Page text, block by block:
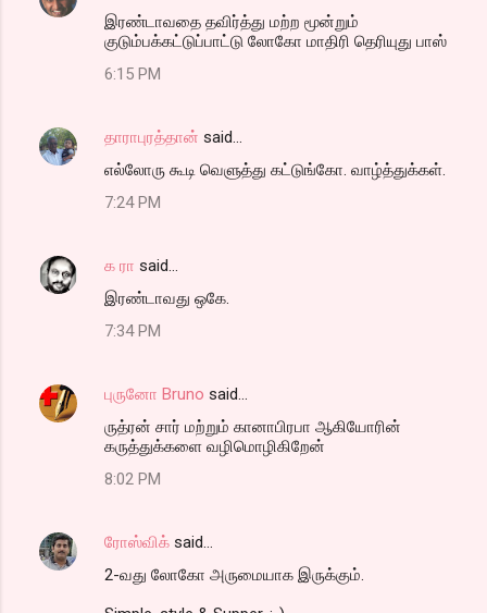
இரண்டாவதை தவிர்த்து மற்ற மூன்றும்
குடும்பக்கட்டுப்பாட்டு லோகோ மாதிரி தெரியுது பாஸ்
6:15 PM
தாராபுரத்தான் said…
எல்லோரு கூடி வெளுத்து கட்டுங்கோ. வாழ்த்துக்கள்.
7:24 PM
க ரா said…
இரண்டாவது ஒகே.
7:34 PM
புருனோ Bruno said…
ருத்ரன் சார் மற்றும் கானாபிரபா ஆகியோரின்
கருத்துக்களை வழிமொழிகிறேன்
8:02 PM
ரோஸ்விக் said…
2-வது லோகோ அருமையாக இருக்கும்.